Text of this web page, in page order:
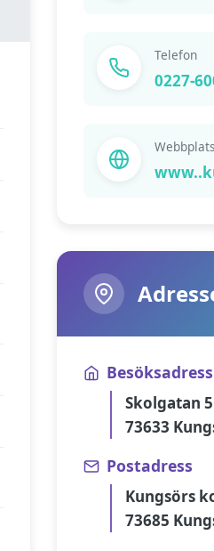
Telefon
0227-
Webbplats
Besöksadress
Skolgatan 5
73633
Postadress
Kungsörs
73685